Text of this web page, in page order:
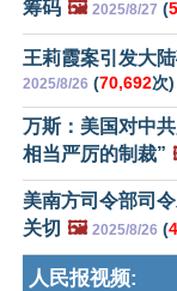
筹码 🖼️ 2025/8/27 (
王莉霞案引发大
2025/8/26 (70,692次)
万斯：美国对中
相当严厉的制裁”
美南方司令部司
关切 🖼️ 2025/8/26 (
人民报视频: